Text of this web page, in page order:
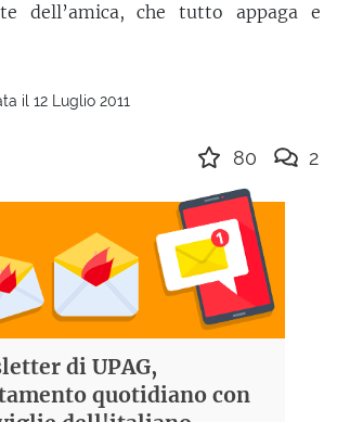
dell’amica, che tutto appaga e
il 12 Luglio 2011
80 2
di UPAG,
quotidiano con